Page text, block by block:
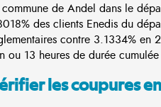
commune de Andel dans le
des clients Enedis du
contre 3.1334%
ou 13 heures de durée
les coupures